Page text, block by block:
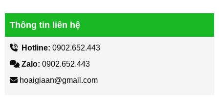
Thông tin liên hệ
Hotline: 0902.652.443
Zalo: 0902.652.443
hoaigiaan@gmail.com